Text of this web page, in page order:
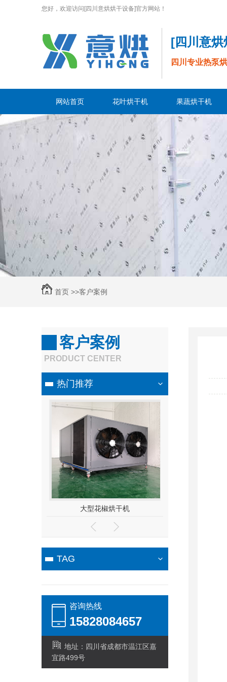
您好，欢迎访问[四川意烘烘干设备]官方网站！
[四川意
四川专业热泵
网站首页 花叶烘干机 果蔬烘干机
首页 >>客户案例
客户案例
PRODUCT CENTER
热门推荐
侧出开环一体机
TAG
咨询热线
15828084657
地址：四川省成都市温江区嘉
宜路499号